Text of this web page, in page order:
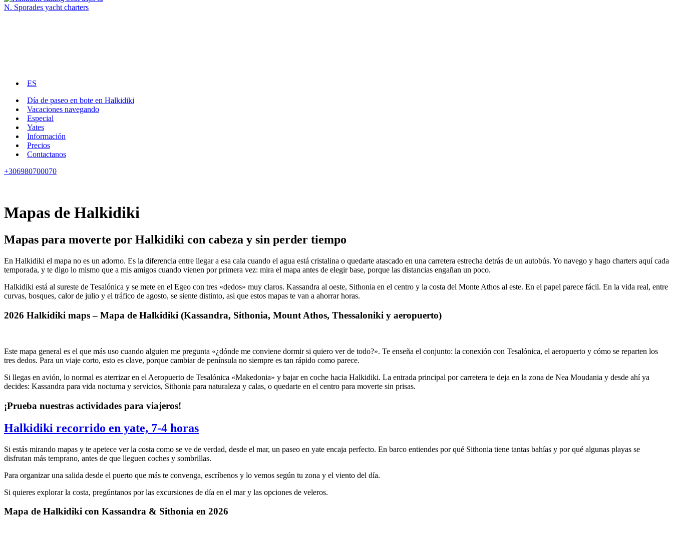
ES
Día de paseo en bote en Halkidiki
Vacaciones navegando
Especial
Yates
Información
Precios
Contactanos
+306980700070
Mapas de Halkidiki
Mapas para moverte por Halkidiki con cabeza y sin perder tiempo
En Halkidiki el mapa no es un adorno. Es la diferencia entre llegar a esa cala cuando el agua está cristalina o quedarte atascado en una carretera estrecha detrás de un autobús. Yo navego y hago charters aquí cada
temporada, y te digo lo mismo que a mis amigos cuando vienen por primera vez: mira el mapa antes de elegir base, porque las distancias engañan un poco.
Halkidiki está al sureste de Tesalónica y se mete en el Egeo con tres «dedos» muy claros. Kassandra al oeste, Sithonia en el centro y la costa del Monte Athos al este. En el papel parece fácil. En la vida real, entre
curvas, bosques, calor de julio y el tráfico de agosto, se siente distinto, asi que estos mapas te van a ahorrar horas.
2026 Halkidiki maps – Mapa de Halkidiki (Kassandra, Sithonia, Mount Athos, Thessaloniki y aeropuerto)
Este mapa general es el que más uso cuando alguien me pregunta «¿dónde me conviene dormir si quiero ver de todo?». Te enseña el conjunto: la conexión con Tesalónica, el aeropuerto y cómo se reparten los
tres dedos. Para un viaje corto, esto es clave, porque cambiar de península no siempre es tan rápido como parece.
Si llegas en avión, lo normal es aterrizar en el Aeropuerto de Tesalónica «Makedonia» y bajar en coche hacia Halkidiki. La entrada principal por carretera te deja en la zona de Nea Moudania y desde ahí ya
decides: Kassandra para vida nocturna y servicios, Sithonia para naturaleza y calas, o quedarte en el centro para moverte sin prisas.
¡Prueba nuestras actividades para viajeros!
Halkidiki recorrido en yate, 7-4 horas
Si estás mirando mapas y te apetece ver la costa como se ve de verdad, desde el mar, un paseo en yate encaja perfecto. En barco entiendes por qué Sithonia tiene tantas bahías y por qué algunas playas se
disfrutan más temprano, antes de que lleguen coches y sombrillas.
Para organizar una salida desde el puerto que más te convenga, escríbenos y lo vemos según tu zona y el viento del día.
Si quieres explorar la costa, pregúntanos por las excursiones de día en el mar y las opciones de veleros.
Mapa de Halkidiki con Kassandra & Sithonia en 2026